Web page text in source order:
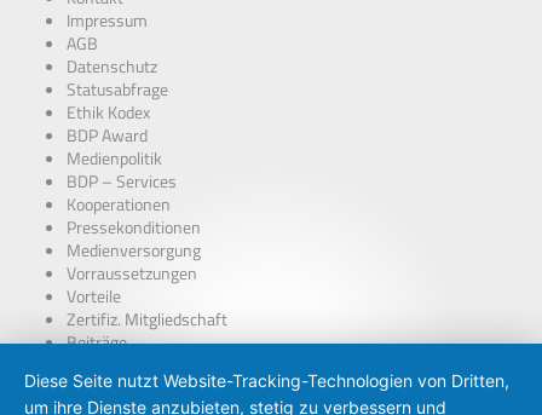
Impressum
AGB
Datenschutz
Statusabfrage
Ethik Kodex
BDP Award
Medienpolitik
BDP – Services
Kooperationen
Pressekonditionen
Medienversorgung
Vorraussetzungen
Vorteile
Zertifiz. Mitgliedschaft
Beiträge
BDP – Presseausweis
Diese Seite nutzt Website-Tracking-Technologien von Dritten,
um ihre Dienste anzubieten, stetig zu verbessern und